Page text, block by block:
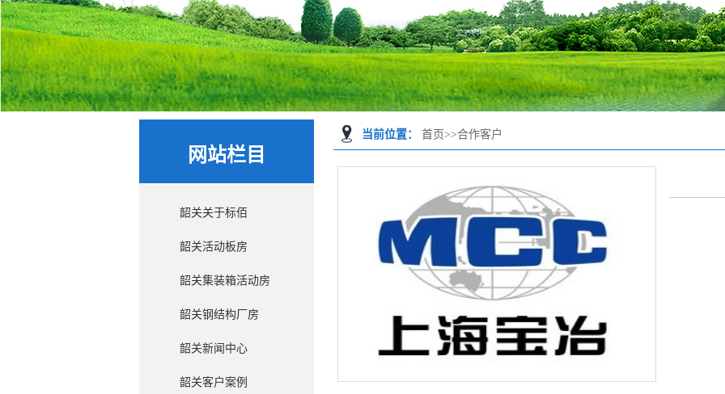
当前位置： 首页>>合作客户
网站栏目
韶关关于标佰
韶关活动板房
韶关集装箱活动房
韶关钢结构厂房
韶关新闻中心
韶关客户案例